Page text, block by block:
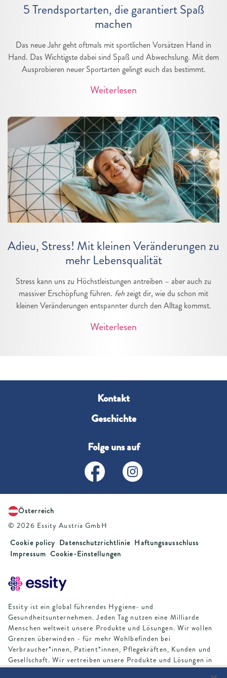
5 Trendsportarten, die garantiert Spaß
machen
Das neue Jahr geht oftmals mit sportlichen Vorsätzen Hand in
Hand. Das Wichtigste dabei sind Spaß und Abwechslung. Mit dem
Ausprobieren neuer Sportarten gelingt euch das bestimmt.
Weiterlesen
Adieu, Stress! Mit kleinen Veränderungen zu
mehr Lebensqualität
Stress kann uns zu Höchstleistungen antreiben – aber auch zu
massiver Erschöpfung führen. fehzeigt dir, wie du schon mit
kleinen Veränderungen entspannter durch den Alltag kommst.
Weiterlesen
Kontakt
Geschichte
Folge uns auf
Österreich
© 2026 Essity Austria GmbH
Cookie policy Datenschutzrichtlinie Haftungsausschluss
Impressum Cookie-Einstellungen
Essity ist ein global führendes Hygiene- und
Gesundheitsunternehmen. Jeden Tag nutzen eine Milliarde
Menschen weltweit unsere Produkte und Lösungen. Wir wollen
Grenzen überwinden - für mehr Wohlbefinden bei
Verbraucher*innen, Patient*innen, Pflegekräften, Kunden und
Gesellschaft. Wir vertreiben unsere Produkte und Lösungen in
rund 150 Ländern unter vielen starken Marken, darunter die